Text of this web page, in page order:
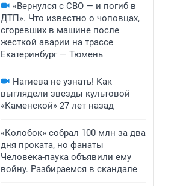
«Вернулся с СВО — и погиб в
ДТП». Что известно о чоповцах,
сгоревших в машине после
жесткой аварии на трассе
Екатеринбург — Тюмень
Нагиева не узнать! Как
выглядели звезды культовой
«Каменской» 27 лет назад
«Колобок» собрал 100 млн за два
дня проката, но фанаты
Человека-паука объявили ему
войну. Разбираемся в скандале